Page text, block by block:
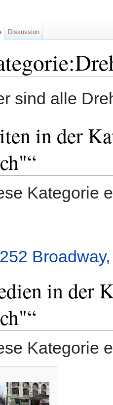
sind alle
in der
Kategorie
in der
Kategorie
Diskussion